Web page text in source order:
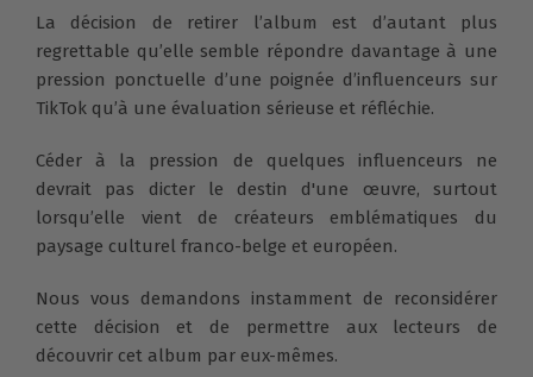
La décision de retirer l’album est d’autant plus
regrettable qu’elle semble répondre davantage à une
pression ponctuelle d’une poignée d’influenceurs sur
TikTok qu’à une évaluation sérieuse et réfléchie.
Céder à la pression de quelques influenceurs ne
devrait pas dicter le destin d'une œuvre, surtout
lorsqu’elle vient de créateurs emblématiques du
paysage culturel franco-belge et européen.
Nous vous demandons instamment de reconsidérer
cette décision et de permettre aux lecteurs de
découvrir cet album par eux-mêmes.